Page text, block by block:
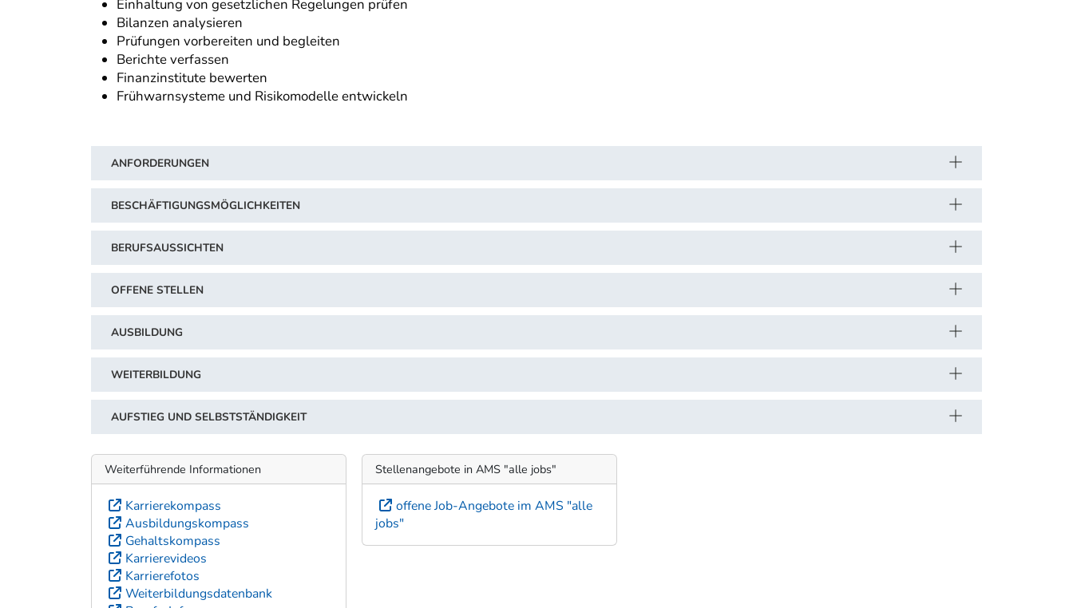
Einhaltung von gesetzlichen Regelungen prüfen
Bilanzen analysieren
Prüfungen vorbereiten und begleiten
Berichte verfassen
Finanzinstitute bewerten
Frühwarnsysteme und Risikomodelle entwickeln
ANFORDERUNGEN
BESCHÄFTIGUNGSMÖGLICHKEITEN
BERUFSAUSSICHTEN
OFFENE STELLEN
AUSBILDUNG
WEITERBILDUNG
AUFSTIEG UND SELBSTSTÄNDIGKEIT
Weiterführende Informationen
Karrierekompass
Ausbildungskompass
Gehaltskompass
Karrierevideos
Karrierefotos
Weiterbildungsdatenbank
Stellenangebote in AMS "alle jobs"
offene Job-Angebote im AMS "alle
jobs"